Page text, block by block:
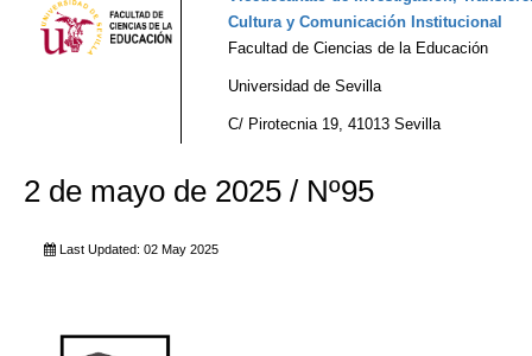
Cultura y Comunicación Institucional
Facultad de Ciencias de la Educación
Universidad de Sevilla
C/ Pirotecnia 19, 41013 Sevilla
2 de mayo de 2025 / Nº95
Last Updated: 02 May 2025